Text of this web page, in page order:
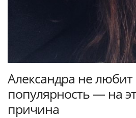
Александра не любит
популярность — на
причина